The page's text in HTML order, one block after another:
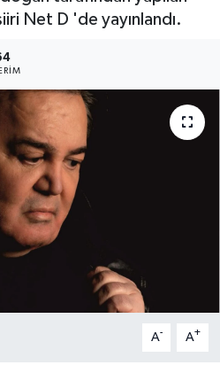
Net D 'de yayınlandı.
A- A+